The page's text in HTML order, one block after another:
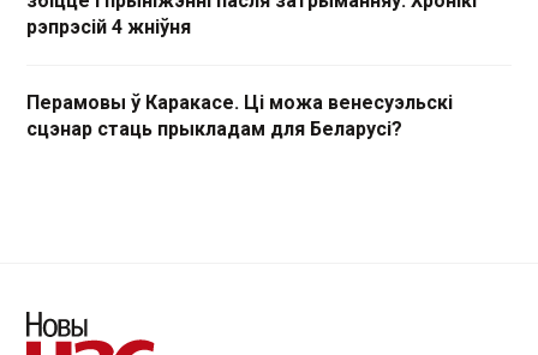
рэпрэсій 4 жніўня
Перамовы ў Каракасе. Ці можа венесуэльскі
сцэнар стаць прыкладам для Беларусі?